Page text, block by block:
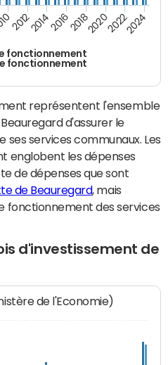
fonctionnement
fonctionnement
2012201420162018202020222024
représentent l'ensemble
d'assurer le
services communaux. Les
englobent les dépenses
de dépenses que sont
de Beauregard, mais
fonctionnement des services
d'investissement de
de l'Economie)